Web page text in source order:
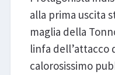
alla prima uscita
maglia della
linfa dell’attacco
calorosissimo